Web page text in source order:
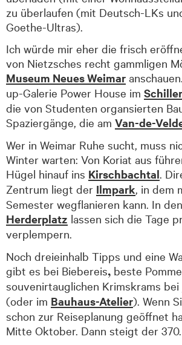
zu überlaufen (mit Deutsch-LKs
Goethe-Ultras).
Ich würde mir eher die frisch
von Nietzsches recht gammligen
Museum Neues Weimar
up-Galerie Power House im
die von Studenten organsierten
Spaziergänge, die am Van-de-
Wer in Weimar Ruhe sucht, muss
Winter warten: Von Koriat aus
Hügel hinauf ins Kirschbachtal.
Zentrum liegt der Ilmpark, in dem
Semester wegflanieren kann. In
Herderplatz lassen sich die Tage
verplempern.
Noch dreieinhalb Tipps und eine
gibt es bei Biebereis, beste
souvenirtauglichen Krimskrams bei
(oder im Bauhaus-Atelier). Wenn
schon zur Reiseplanung geöffnet
Mitte Oktober. Dann steigt der 370.